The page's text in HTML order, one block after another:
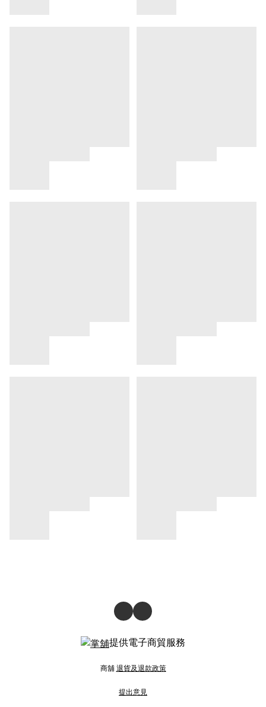
提供電子商貿服務
商舖退貨及退款政策
提出意見